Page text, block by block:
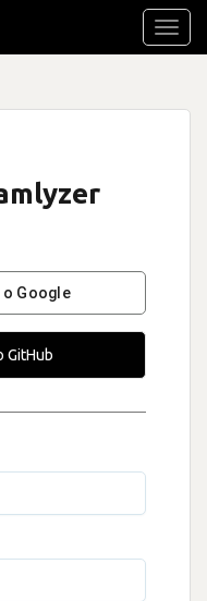
Google
GitHub